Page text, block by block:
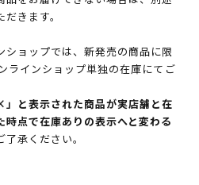
きます。
ョップでは、新発売の商品に限
ラインショップ単独の在庫にてご
と表示された商品が実店舗と在
点で在庫ありの表示へと変わる
了承ください。